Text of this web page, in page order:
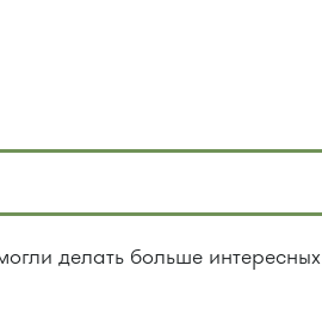
делать больше интересных